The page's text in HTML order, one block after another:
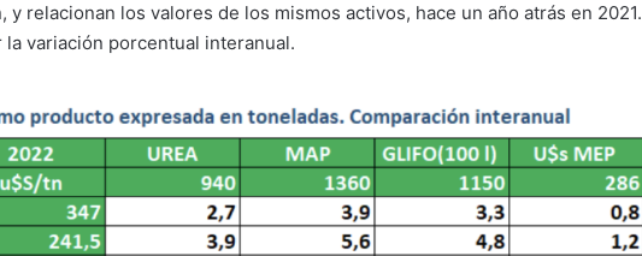
y relacionan los valores de los mismos activos, hace un año atrás en 2021.
variación porcentual interanual.